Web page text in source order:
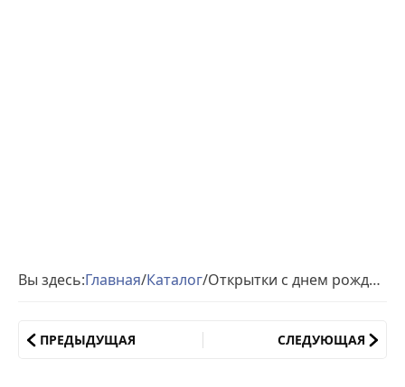
Вы здесь:Главная/Каталог/ Открытки с днем рождения красивые розы
ПРЕДЫДУЩАЯ СЛЕДУЮЩАЯ